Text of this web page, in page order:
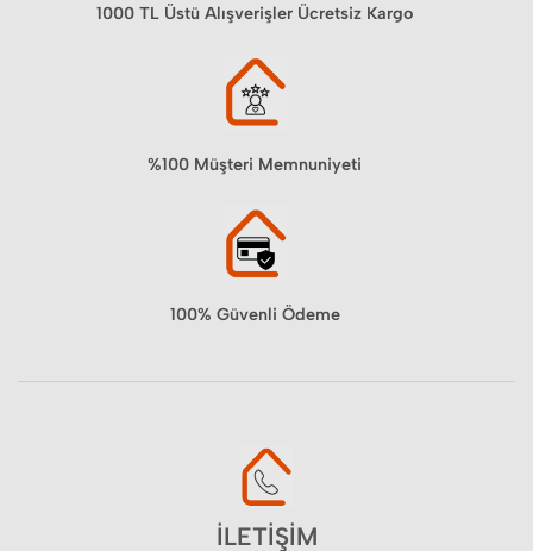
1000 TL Üstü Alışverişler Ücretsiz Kargo
%100 Müşteri Memnuniyeti
100% Güvenli Ödeme
İLETİŞİM